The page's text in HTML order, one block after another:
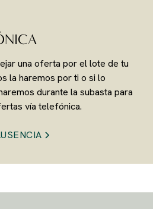
una oferta por el lote de tu
la haremos por ti o si lo
durante la subasta para
vía telefónica.